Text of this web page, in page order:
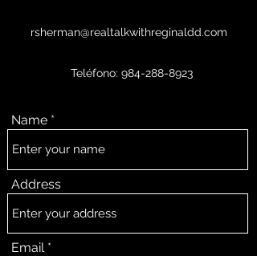
rsherman@realtalkwithreginaldd.com
Teléfono: 984-288-8923
Name
Address
Email